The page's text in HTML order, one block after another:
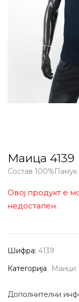
Маица 4139
Состав 100%Памук
Овој продукт е
недостапен.
Шифра: 4139
Категорија
Маици
Дополнителни